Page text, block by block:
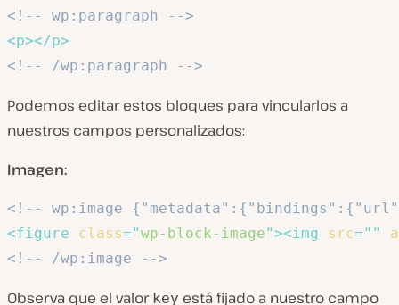
<!-- wp:paragraph -->
<p></p>
<!-- /wp:paragraph -->
Podemos editar estos bloques para vincularlos a
nuestros campos personalizados:
Imagen:
<!-- wp:image
<figure class="wp-block-image"><img src=" "
<!-- /wp:image -->
Observa que el valor key está fijado a nuestro campo